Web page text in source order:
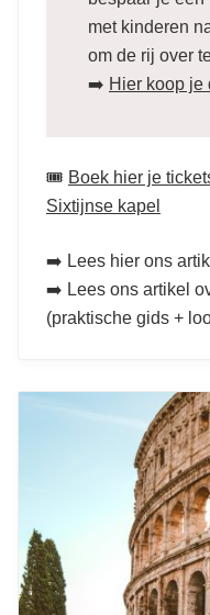
met kinderen
om de rij over
➡️ Hier koop je
🎟️ Boek hier je
Sixtijnse kapel
➡️ Lees hier ons
➡️ Lees ons artikel
(praktische gids +